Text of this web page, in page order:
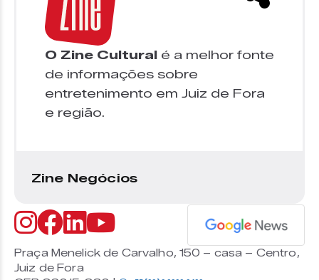
O Zine Cultural é a melhor fonte
de informações sobre
entretenimento em Juiz de Fora
e região.
Zine Negócios
Praça Menelick de Carvalho, 150 – casa – Centro,
Juiz de Fora